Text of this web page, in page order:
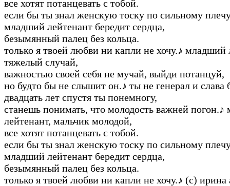
все хотят потанцевать с тобой.
если бы ты знал женскую тоску по сильному
младший лейтенант бередит сердца,
безымянный палец без кольца.
только я твоей любви ни капли не хочу.♪ младший
тяжелый случай,
важностью своей себя не мучай, выйди потанцуй,
но будто бы не слышит он.♪ ты не генерал и слава
двадцать лет спустя ты понемногу,
станешь понимать, что молодость важней погон.♪
лейтенант, мальчик молодой,
все хотят потанцевать с тобой.
если бы ты знал женскую тоску по сильному
младший лейтенант бередит сердца,
безымянный палец без кольца.
только я твоей любви ни капли не хочу.♪ (c) ирина